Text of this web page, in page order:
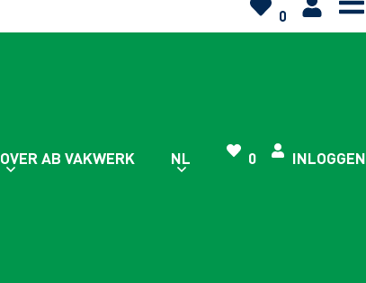
0
OVER AB VAKWERK NL 0 INLOGGEN